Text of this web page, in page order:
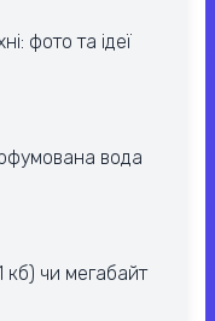
фото та ідеї
вода
кб) чи мегабайт